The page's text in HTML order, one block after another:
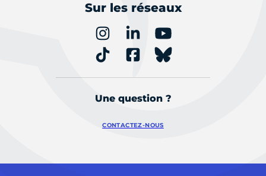
Sur les réseaux
Une question ?
CONTACTEZ-NOUS